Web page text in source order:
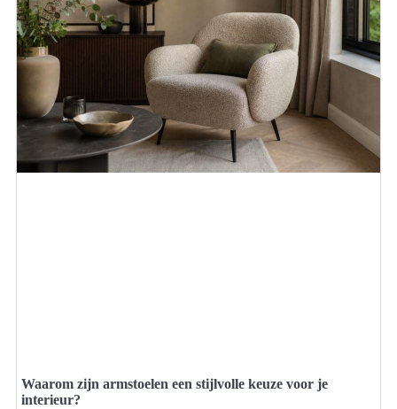
Waarom zijn armstoelen een stijlvolle keuze voor je
interieur?